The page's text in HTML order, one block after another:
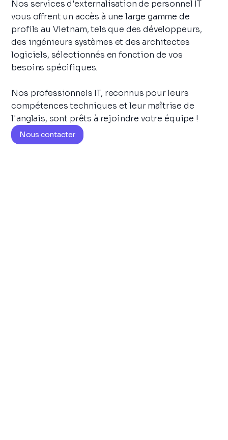
Nos services d'externalisation de personnel IT
vous offrent un accès à une large gamme de
profils au Vietnam, tels que des développeurs,
des ingénieurs systèmes et des architectes
logiciels, sélectionnés en fonction de vos
besoins spécifiques.
Nos professionnels IT, reconnus pour leurs
compétences techniques et leur maîtrise de
l'anglais, sont prêts à rejoindre votre équipe !
Nous contacter